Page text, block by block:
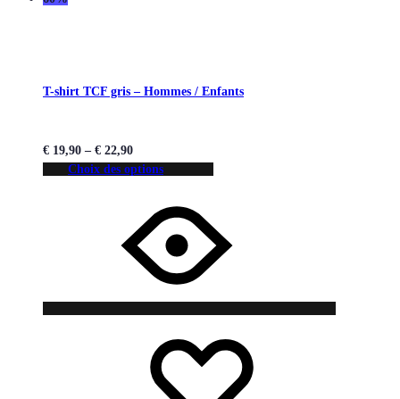
T-shirt TCF gris – Hommes / Enfants
€ 19,90 – € 22,90
Choix des options